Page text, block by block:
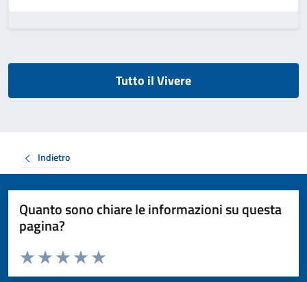
Tutto il Vivere
Indietro
Quanto sono chiare le informazioni su questa
pagina?
Valuta da 1 a 5 stelle la pagina
Valuta 5 stelle su 5
Valuta 4 stelle su 5
Valuta 3 stelle su 5
Valuta 2 stelle su 5
Valuta 1 stelle su 5